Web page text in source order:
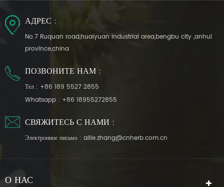
АДРЕС :
No.7 Ruquan road,huaiyuan industrial area,bengbu city ,anhui
province,china
ПОЗВОНИТЕ НАМ :
Тел : +86 189 5527 2855
Whatsapp : +86 18955272855
СВЯЖИТЕСЬ С НАМИ :
Электронное письмо : allie.zhang@cnherb.com.cn
О НАС